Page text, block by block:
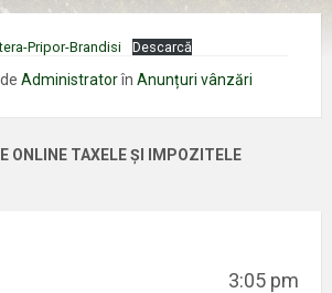
Pripor-Brandisi Descarcă
de Administratorîn Anunțuri vânzări
ONLINE TAXELE ȘI IMPOZITELE
3:05 pm